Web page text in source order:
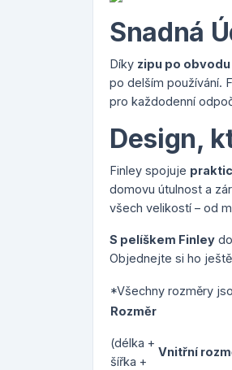
Snadná
Díky zipu po obvodu
po delším používání.
pro každodenní
Design,
Finley spojuje
domovu útulnost a
všech velikostí – od
S pelíškem Finley
Objednejte si ho
*Všechny rozměry
Rozměr
(délka +
šířka +
Vnitřní